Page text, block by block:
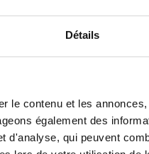
Détails
le contenu et les
également des
d'analyse, qui peuvent